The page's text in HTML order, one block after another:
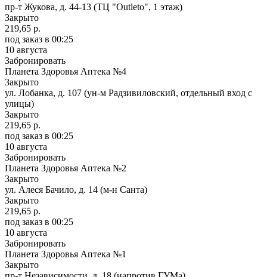
пр-т Жукова, д. 44-13 (ТЦ "Outleto", 1 этаж)
Закрыто
219,65 р.
под заказ в 00:25
10 августа
Забронировать
Планета Здоровья Аптека №4
Закрыто
ул. Лобанка, д. 107 (ун-м Радзивиловский, отдельный вход с
улицы)
Закрыто
219,65 р.
под заказ в 00:25
10 августа
Забронировать
Планета Здоровья Аптека №2
Закрыто
ул. Алеся Бачило, д. 14 (м-н Санта)
Закрыто
219,65 р.
под заказ в 00:25
10 августа
Забронировать
Планета Здоровья Аптека №1
Закрыто